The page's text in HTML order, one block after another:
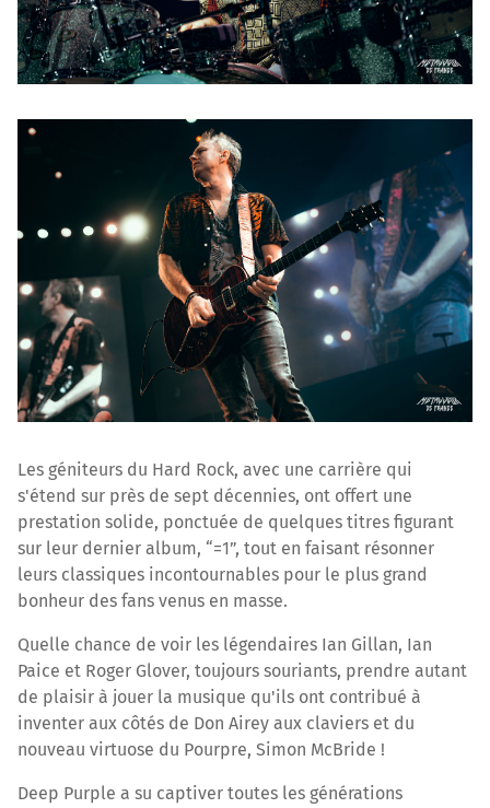
Les géniteurs du Hard Rock, avec une carrière qui
s'étend sur près de sept décennies, ont offert une
prestation solide, ponctuée de quelques titres figurant
sur leur dernier album, “=1”, tout en faisant résonner
leurs classiques incontournables pour le plus grand
bonheur des fans venus en masse.
Quelle chance de voir les légendaires Ian Gillan, Ian
Paice et Roger Glover, toujours souriants, prendre autant
de plaisir à jouer la musique qu'ils ont contribué à
inventer aux côtés de Don Airey aux claviers et du
nouveau virtuose du Pourpre, Simon McBride !
Deep Purple a su captiver toutes les générations